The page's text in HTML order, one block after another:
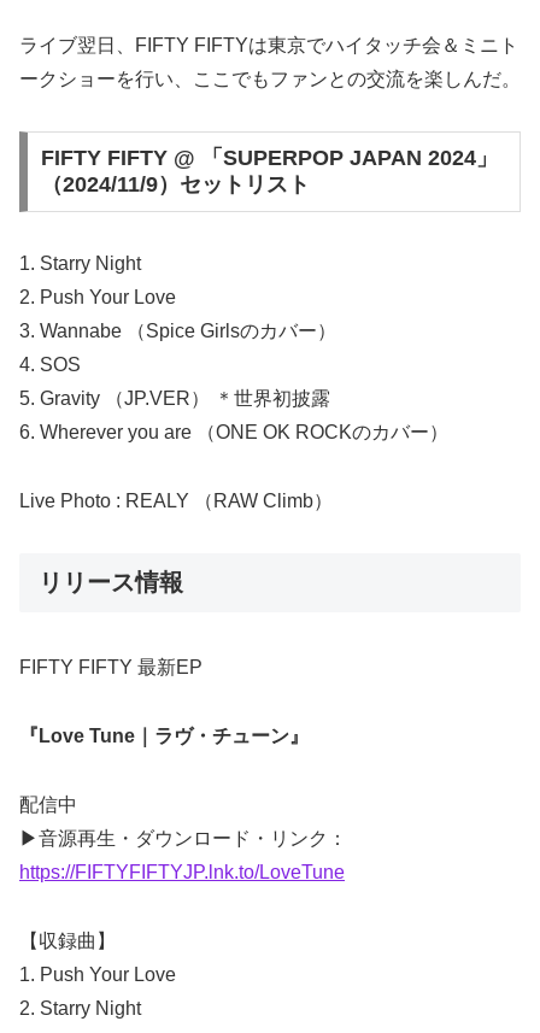
ライブ翌日、FIFTY FIFTYは東京でハイタッチ会＆ミニト
ークショーを行い、ここでもファンとの交流を楽しんだ。
FIFTY FIFTY @ 「SUPERPOP JAPAN 2024」
（2024/11/9）セットリスト
1. Starry Night
2. Push Your Love
3. Wannabe （Spice Girlsのカバー）
4. SOS
5. Gravity （JP.VER） ＊世界初披露
6. Wherever you are （ONE OK ROCKのカバー）
Live Photo : REALY （RAW Climb）
リリース情報
FIFTY FIFTY 最新EP
『Love Tune｜ラヴ・チューン』
配信中
▶音源再生・ダウンロード・リンク：
https://FIFTYFIFTYJP.lnk.to/LoveTune
【収録曲】
1. Push Your Love
2. Starry Night